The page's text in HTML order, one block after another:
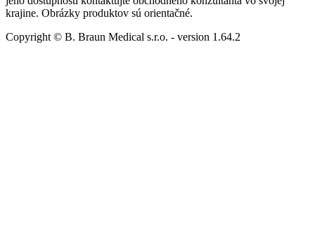
krajine. Obrázky produktov sú orientačné.
Copyright © B. Braun Medical s.r.o. - version 1.64.2